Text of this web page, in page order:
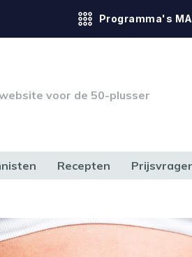
Programma's
voor de 50-plusser
Recepten